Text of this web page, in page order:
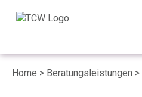
Home > Beratungsleistungen >